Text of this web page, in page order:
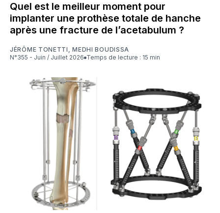
Quel est le meilleur moment pour
implanter une prothèse totale de hanche
après une fracture de l’acetabulum ?
JÉRÔME TONETTI ,MEDHI BOUDISSA
N°355 - Juin / Juillet 2026
Temps de lecture : 15 min